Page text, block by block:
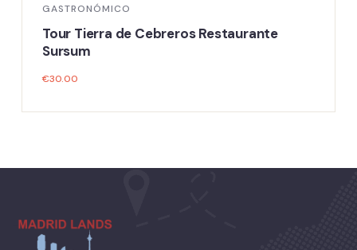
GASTRONÓMICO
Tour Tierras de Cebreros Restaurante
Deorsum
€30.00